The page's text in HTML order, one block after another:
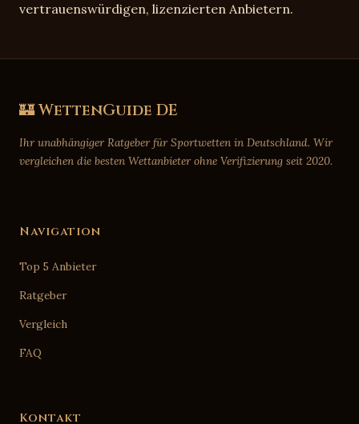
vertrauenswürdigen, lizenzierten Anbietern.
🏰 WettenGuide DE
Ihr unabhängiger Ratgeber für Sportwetten in Deutschland. Wir
vergleichen die besten Wettanbieter ohne Verifizierung seit 2020.
Navigation
Top 5 Anbieter
Ratgeber
Vergleich
FAQ
Kontakt